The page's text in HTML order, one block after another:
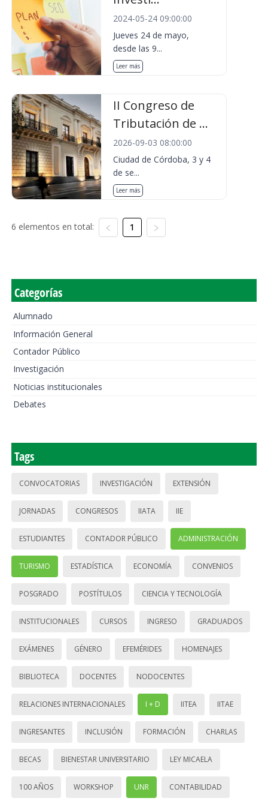
2024-05-24 09:00:00
Jueves 24 de mayo,
desde las 9...
Leer más
II Congreso de
Tributación de ...
2026-09-03 08:00:00
Ciudad de Córdoba, 3 y 4
de se...
Leer más
6 elementos en total: 1
Categorías
Alumnado
Información General
Contador Público
Investigación
Noticias institucionales
Debates
Tags
CONVOCATORIAS INVESTIGACIÓN EXTENSIÓN
JORNADAS CONGRESOS IIATA IIE
ESTUDIANTES CONTADOR PÚBLICO ADMINISTRACIÓN
TURISMO ESTADÍSTICA ECONOMÍA CONVENIOS
POSGRADO POSTÍTULOS CIENCIA Y TECNOLOGÍA
INSTITUCIONALES CURSOS INGRESO GRADUADOS
EXÁMENES GÉNERO EFEMÉRIDES HOMENAJES
BIBLIOTECA DOCENTES NODOCENTES
RELACIONES INTERNACIONALES I + D IITEA IITAE
INGRESANTES INCLUSIÓN FORMACIÓN CHARLAS
BECAS BIENESTAR UNIVERSITARIO LEY MICAELA
100 AÑOS WORKSHOP UNR CONTABILIDAD